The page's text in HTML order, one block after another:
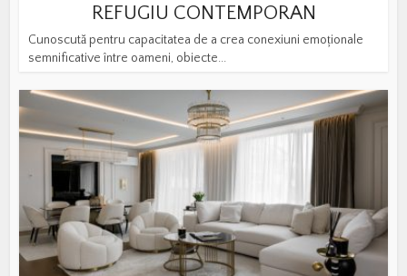
REFUGIU CONTEMPORAN
Cunoscută pentru capacitatea de a crea conexiuni emoționale
semnificative între oameni, obiecte...